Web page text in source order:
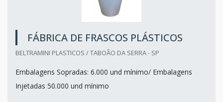
FÁBRICA DE FRASCOS PLÁSTICOS
BELTRAMINI PLASTICOS / TABOÃO DA SERRA - SP
Embalagens Sopradas: 6.000 und mínimo/ Embalagens
Injetadas 50.000 und mínimo